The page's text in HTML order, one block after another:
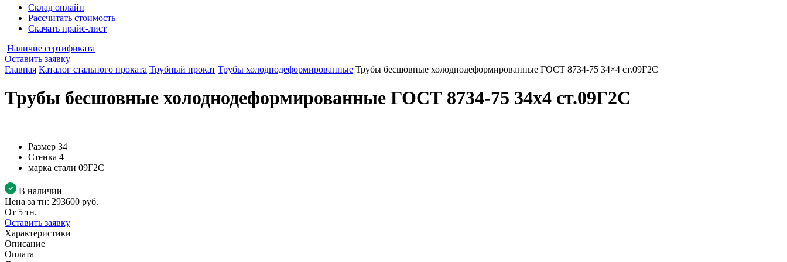
Склад онлайн
Рассчитать стоимость
Скачать прайс-лист
Наличие сертификата
Оставить заявку
Главная Каталог стального проката Трубный прокат Трубы холоднодеформированные Трубы бесшовные холоднодеформированные ГОСТ 8734-75 34×4 ст.09Г2С
Трубы бесшовные холоднодеформированные ГОСТ 8734-75 34x4 ст.09Г2С
Размер 34
Стенка 4
марка стали 09Г2С
В наличии
Цена за тн: 293600 руб.
От 5 тн.
Оставить заявку
Характеристики
Описание
Оплата